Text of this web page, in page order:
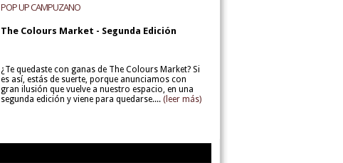
POP UP CAMPUZANO
The Colours Market - Segunda Edición
¿Te quedaste con ganas de The Colours Market? Si
es así, estás de suerte, porque anunciamos con
gran ilusión que vuelve a nuestro espacio, en una
segunda edición y viene para quedarse.... (leer más)